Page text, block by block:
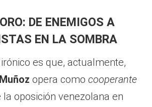
DE ENEMIGOS A
EN LA SOMBRA
es que, actualmente,
opera como cooperante
oposición venezolana en